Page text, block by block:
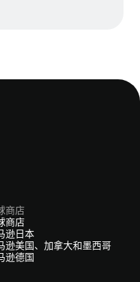
商店
商店
逊日本
逊美国、加拿大和墨西哥
逊德国